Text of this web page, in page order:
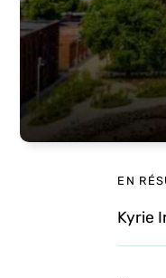
EN
Kyrie